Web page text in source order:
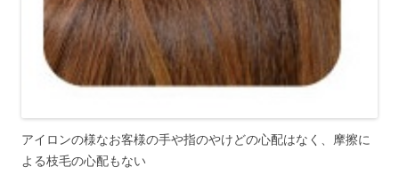
アイロンの様なお客様の手や指のやけどの心配はなく、摩擦に
よる枝毛の心配もない